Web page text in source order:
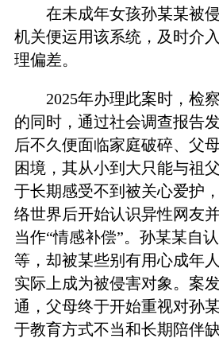
在未成年女孩孙某某被
机关便运用该系统，及时介
理偏差。
2025年办理此案时，检
的同时，通过社会调查报告
后不久便面临家庭破碎、父
困境，其从小到大只能与祖
于长期感受不到被关心爱护
络世界后开始认识异性网友
当作“情感补偿”。孙某某自
等，却被某些别有用心成年
实际上成为被侵害对象。案
通，父母终于开始重视对孙
于教育方式不当和长期陪伴